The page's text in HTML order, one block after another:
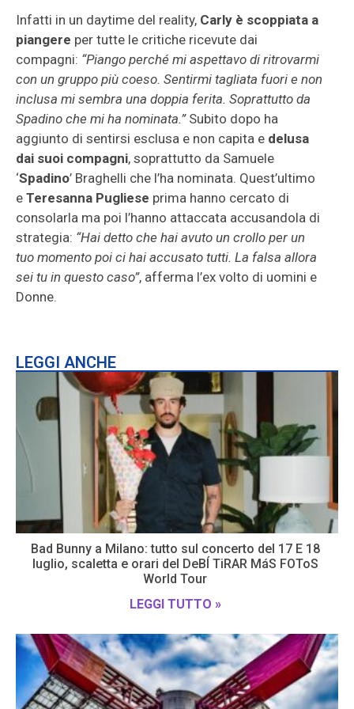
Infatti in un daytime del reality, Carly è scoppiata a
piangere per tutte le critiche ricevute dai
compagni: “Piango perché mi aspettavo di ritrovarmi
con un gruppo più coeso. Sentirmi tagliata fuori e non
inclusa mi sembra una doppia ferita. Soprattutto da
Spadino che mi ha nominata.”Subito dopo ha
aggiunto di sentirsi esclusa e non capita e delusa
dai suoi compagni, soprattutto da Samuele
‘Spadino’ Braghelli che l’ha nominata. Quest’ultimo
e Teresanna Pugliese prima hanno cercato di
consolarla ma poi l’hanno attaccata accusandola di
strategia: “Hai detto che hai avuto un crollo per un
tuo momento poi ci hai accusato tutti. La falsa allora
sei tu in questo caso”, afferma l’ex volto di uomini e
Donne.
LEGGI ANCHE
Bad Bunny a Milano: tutto sul concerto del 17 E 18
luglio, scaletta e orari del DeBÍ TiRAR MáS FOToS
World Tour
LEGGI TUTTO »